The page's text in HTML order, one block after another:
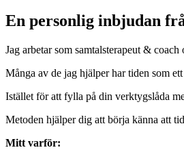
En personlig inbjudan
Jag arbetar som samtalsterapeut &
Många av de jag hjälper har tiden som
Istället för att fylla på din verktygslåda
Metoden hjälper dig att börja känna att
Mitt varför: